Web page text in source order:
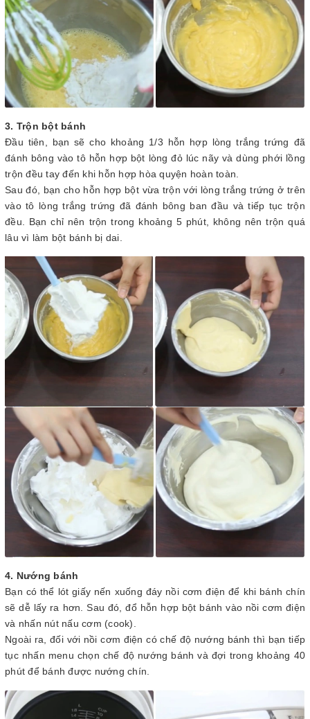
3. Trộn bột bánh
Đầu tiên, bạn sẽ cho khoảng 1/3 hỗn hợp lòng trắng trứng đã
đánh bông vào tô hỗn hợp bột lòng đỏ lúc nãy và dùng phới lồng
trộn đều tay đến khi hỗn hợp hòa quyện hoàn toàn.
Sau đó, bạn cho hỗn hợp bột vừa trộn với lòng trắng trứng ở trên
vào tô lòng trắng trứng đã đánh bông ban đầu và tiếp tục trộn
đều. Bạn chỉ nên trộn trong khoảng 5 phút, không nên trộn quá
lâu vì làm bột bánh bị dai.
4. Nướng bánh
Bạn có thể lót giấy nến xuống đáy nồi cơm điện để khi bánh chín
sẽ dễ lấy ra hơn. Sau đó, đổ hỗn hợp bột bánh vào nồi cơm điện
và nhấn nút nấu cơm (cook).
Ngoài ra, đối với nồi cơm điện có chế độ nướng bánh thì bạn tiếp
tục nhấn menu chọn chế độ nướng bánh và đợi trong khoảng 40
phút để bánh được nướng chín.